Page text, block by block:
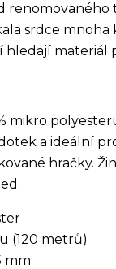
renomovaného
srdce
mikro
a ideální
hračky.
(120 metrů)
mm